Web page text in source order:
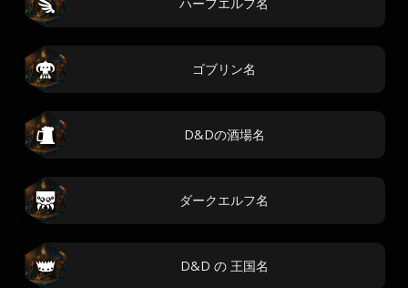
ゴブリン名
D&Dの酒場名
ダークエルフ名
D&D の 王国名